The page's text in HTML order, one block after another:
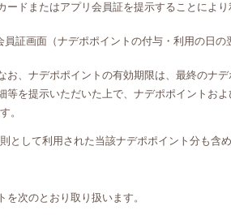
ドまたはアプリ会員証を提示することによ
画面（ナデポポイントの付与・利用の日
、ナデポポイントの有効期限は、最終のナデ
を提示いただいた上で、ナデポポイントおよ
。
として利用された当該ナデポポイント分も含
次のとおり取り扱います。